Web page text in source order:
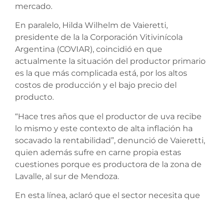
mercado.
En paralelo, Hilda Wilhelm de Vaieretti,
presidente de la la Corporación Vitivinícola
Argentina (COVIAR), coincidió en que
actualmente la situación del productor primario
es la que más complicada está, por los altos
costos de producción y el bajo precio del
producto.
“Hace tres años que el productor de uva recibe
lo mismo y este contexto de alta inflación ha
socavado la rentabilidad”, denunció de Vaieretti,
quien además sufre en carne propia estas
cuestiones porque es productora de la zona de
Lavalle, al sur de Mendoza.
En esta línea, aclaró que el sector necesita que